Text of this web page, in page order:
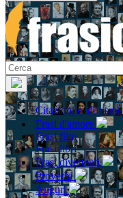
Citazioni e aforismi
Frasi d'amore
Frasi film
Frasi libri
Frasi divertenti
Proverbi
Auguri